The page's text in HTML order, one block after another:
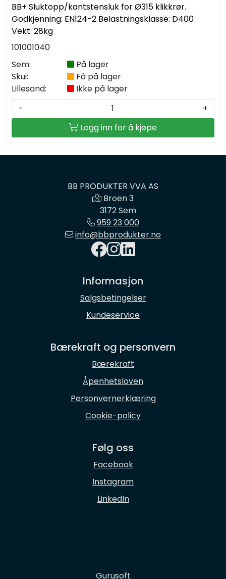
BB+ Sluktopp/kantstensluk for Ø315 klikkrør.
Godkjenning: EN124-2 Belastningsklasse: D400
Vekt: 28kg
101001040
Sem:
På lager
Skui:
Få på lager
Lillesand:
Ikke på lager
-
+
Logg inn for å kjøpe
BB PRODUKTER VVA AS
Broen 3
3172 Sem
959 23 000
info@bbprodukter.no
Informasjon
Salgsbetingelser
Kundeservice
Bærekraft og personvern
Bærekraft
Åpenhetsloven
Personvernerklæring
Cookie-policy
Følg oss
Facebook
Instagram
LinkedIn
Gurusoft